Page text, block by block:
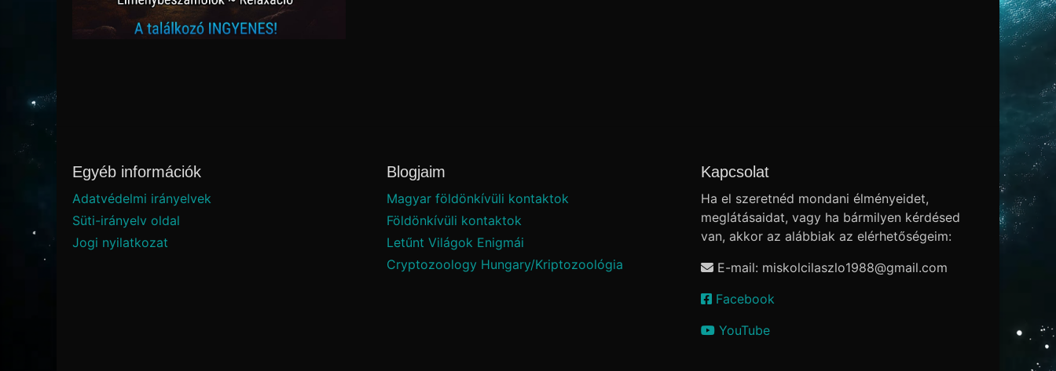
Egyéb információk
Adatvédelmi irányelvek
Süti-irányelv oldal
Jogi nyilatkozat
Blogjaim
Magyar földönkívüli kontaktok
Földönkívüli kontaktok
Letűnt Világok Enigmái
Cryptozoology Hungary/Kriptozoológia
Kapcsolat
Ha el szeretnéd mondani élményeidet,
meglátásaidat, vagy ha bármilyen kérdésed
van, akkor az alábbiak az elérhetőségeim:
E-mail: miskolcilaszlo1988@gmail.com
Facebook
YouTube